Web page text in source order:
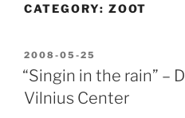
CATEGORY: ZOOT
POSTED
ON
2008-05-25
“Singin in the rain” –
Vilnius Center